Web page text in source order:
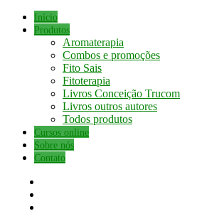
Início
Produtos
Aromaterapia
Combos e promoções
Fito Sais
Fitoterapia
Livros Conceição Trucom
Livros outros autores
Todos produtos
Cursos online
Sobre nós
Contato